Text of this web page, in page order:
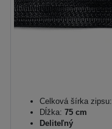
Celková šírka zipsu:
Dĺžka: 75 cm
Deliteľný